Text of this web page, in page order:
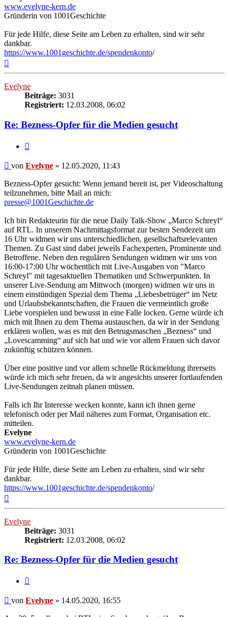
www.evelyne-kern.de
Gründerin von 1001Geschichte
Für jede Hilfe, diese Seite am Leben zu erhalten, sind wir sehr
dankbar.
https://www.1001geschichte.de/spendenkonto/
Evelyne
Beiträge: 3031
Registriert: 12.03.2008, 06:02
Re: Bezness-Opfer für die Medien gesucht
Beitrag
von Evelyne » 12.05.2020, 11:43
Bezness-Opfer gesucht: Wenn jemand bereit ist, per Videoschaltung
teilzunehmen, bitte Mail an mich:
presse@1001Geschichte.de
Ich bin Redakteurin für die neue Daily Talk-Show „Marco Schreyl“
auf RTL. In unserem Nachmittagsformat zur besten Sendezeit um
16 Uhr widmen wir uns unterschiedlichen, gesellschaftsrelevanten
Themen. Zu Gast sind dabei jeweils Fachexperten, Prominente und
Betroffene. Neben den regulären Sendungen widmen wir uns von
16:00-17:00 Uhr wöchentlich mit Live-Ausgaben von "Marco
Schreyl" mit tagesaktuellen Thematiken und Schwerpunkten. In
unserer Live-Sendung am Mittwoch (morgen) widmen wir uns in
einem einstündigen Spezial dem Thema „Liebesbetrüger“ im Netz
und Urlaubsbekanntschaften, die Frauen die vermeintlich große
Liebe vorspielen und bewusst in eine Falle locken. Gerne würde ich
mich mit Ihnen zu dem Thema austauschen, da wir in der Sendung
erklären wollen, was es mit den Betrugsmaschen „Bezness“ und
„Lovescamming“ auf sich hat und wie vor allem Frauen sich davor
zukünftig schützen können.
Über eine positive und vor allem schnelle Rückmeldung ihrerseits
würde ich mich sehr freuen, da wir angesichts unserer fortlaufenden
Live-Sendungen zeitnah planen müssen.
Falls ich Ihr Interesse wecken konnte, kann ich ihnen gerne
telefonisch oder per Mail näheres zum Format, Organisation etc.
mitteilen.
Evelyne
www.evelyne-kern.de
Gründerin von 1001Geschichte
Für jede Hilfe, diese Seite am Leben zu erhalten, sind wir sehr
dankbar.
https://www.1001geschichte.de/spendenkonto/
Evelyne
Beiträge: 3031
Registriert: 12.03.2008, 06:02
Re: Bezness-Opfer für die Medien gesucht
Beitrag
von Evelyne » 14.05.2020, 16:55